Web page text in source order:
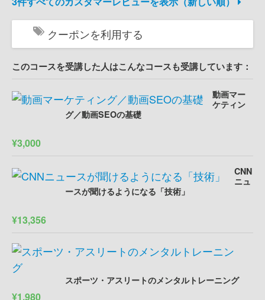
クーポンを利用する
このコースを受講した人はこんなコースも受講しています：
動画マー
ケティン
グ／動画SEOの基礎
¥3,000
CNN
ニュ
ースが聞けるようになる「技術」
¥13,356
スポーツ・アスリートのメンタルトレーニング
¥1,980